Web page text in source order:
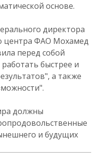
основе.
директора
центра ФАО Мохамед
перед собой
быстрее и
а также
должны
и будущих